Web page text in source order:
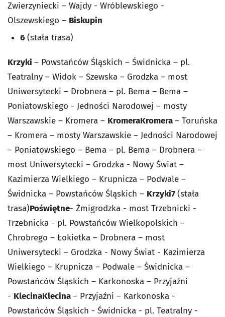
Zwierzyniecki – Wajdy - Wróblewskiego -
Olszewskiego – Biskupin
6(stała trasa)
Krzyki – Powstańców Śląskich – Świdnicka – pl.
Teatralny – Widok – Szewska – Grodzka – most
Uniwersytecki – Drobnera – pl. Bema – Bema –
Poniatowskiego - Jedności Narodowej – mosty
Warszawskie – Kromera – KromeraKromera– Toruńska
– Kromera – mosty Warszawskie – Jedności Narodowej
– Poniatowskiego – Bema – pl. Bema – Drobnera –
most Uniwersytecki – Grodzka - Nowy Świat –
Kazimierza Wielkiego – Krupnicza – Podwale –
Świdnicka – Powstańców Śląskich – Krzyki7(stała
trasa)Poświętne- Żmigrodzka - most Trzebnicki -
Trzebnicka - pl. Powstańców Wielkopolskich –
Chrobrego – Łokietka – Drobnera – most
Uniwersytecki – Grodzka - Nowy Świat - Kazimierza
Wielkiego – Krupnicza – Podwale – Świdnicka –
Powstańców Śląskich – Karkonoska – Przyjaźni
- KlecinaKlecina– Przyjaźni – Karkonoska -
Powstańców Śląskich - Świdnicka - pl. Teatralny -